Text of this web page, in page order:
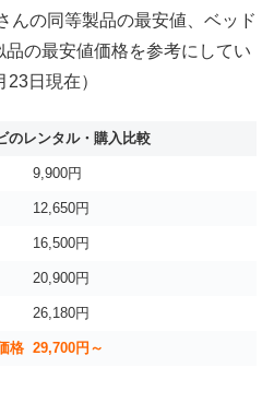
んの同等製品の最安値、ベッド
の最安値価格を参考にしてい
日現在）
のレンタル・購入比較
9,900円
12,650円
16,500円
20,900円
26,180円
格 29,700円～